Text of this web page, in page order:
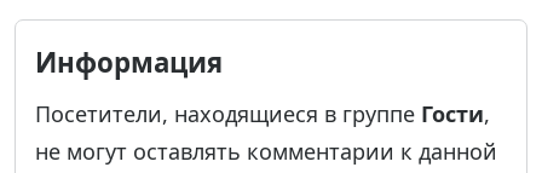
Информация
Посетители, находящиеся в группе Гости,
не могут оставлять комментарии к данной